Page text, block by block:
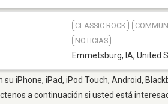
CLASSIC ROCK
NOTICIAS
Emmetsburg, IA, United
iPhone, iPad, iPod Touch, Android,
a continuación si usted está